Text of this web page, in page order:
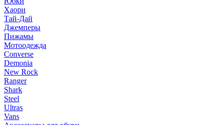
Хаори
Тай-Дай
Джемперы
Пижамы
Мотоодежда
Converse
Demonia
New Rock
Ranger
Shark
Steel
Ultras
Vans